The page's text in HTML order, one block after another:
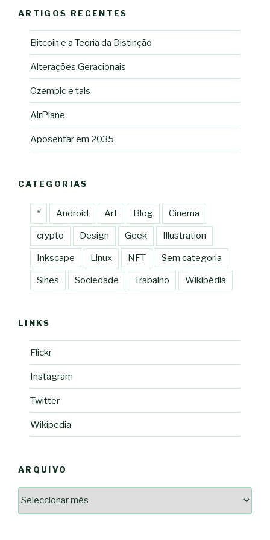
ARTIGOS RECENTES
Bitcoin e a Teoria da Distinção
Alterações Geracionais
Ozempic e tais
AirPlane
Aposentar em 2035
CATEGORIAS
* Android Art Blog Cinema
crypto Design Geek Illustration
Inkscape Linux NFT Sem categoria
Sines Sociedade Trabalho Wikipédia
LINKS
Flickr
Instagram
Twitter
Wikipedia
ARQUIVO